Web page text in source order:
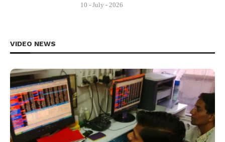
10 - July - 2026
VIDEO NEWS